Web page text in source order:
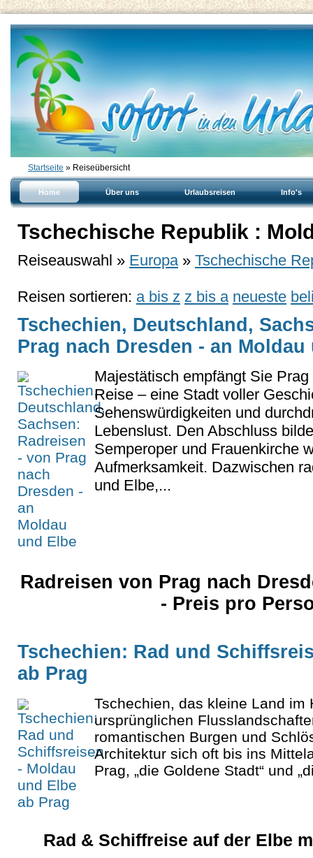
Startseite » Reiseübersicht
Home Über uns Urlaubsreisen Info's
Tschechische Republik :
Reiseauswahl » Europa » Tschechische
Reisen sortieren: a bis z z bis a neueste
Tschechien, Deutschland,
Prag nach Dresden - an Moldau
Majestätisch empfängt Sie
Reise – eine Stadt voller
Sehenswürdigkeiten und
Lebenslust. Den Abschluss
Semperoper und Frauenkirche
Aufmerksamkeit. Dazwischen
und Elbe,...
Radreisen von Prag nach
- Preis pro
Tschechien: Rad und
ab Prag
Tschechien, das kleine Land im
ursprünglichen
romantischen Burgen und
Architektur sich oft bis ins
Prag, „die Goldene Stadt“ und
Rad & Schiffreise auf der Elbe